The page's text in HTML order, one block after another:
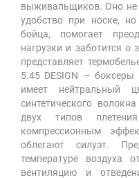
выживальщиков. Оно не
удобство при носке,
бойца, помогает
нагрузки и заботится о
представляет
5.45 DESIGN —
имеет нейтральный
синтетического
двух типов
компрессионным
облегают силуэт.
температуре воздуха
вентиляцию и